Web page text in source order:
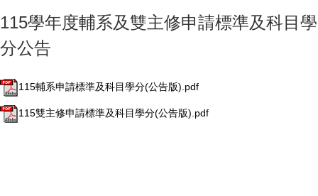
115學年度輔系及雙主修申請標準及科目學
分公告
115輔系申請標準及科目學分(公告版).pdf
115雙主修申請標準及科目學分(公告版).pdf